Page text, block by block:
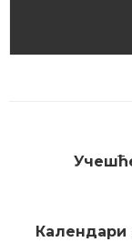
Календари